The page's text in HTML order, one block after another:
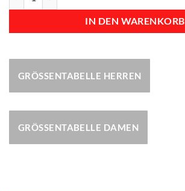
IN DEN WARENKORB
GRÖSSENTABELLE HERREN
GRÖSSENTABELLE DAMEN